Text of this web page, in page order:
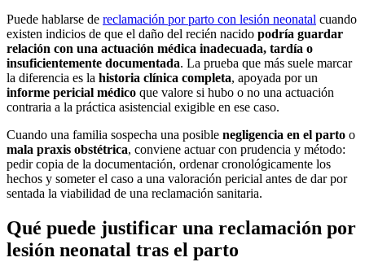
Puede hablarse de reclamación por parto con lesión neonatal cuando
existen indicios de que el daño del recién nacido podría guardar
relación con una actuación médica inadecuada, tardía o
insuficientemente documentada. La prueba que más suele marcar
la diferencia es la historia clínica completa, apoyada por un
informe pericial médico que valore si hubo o no una actuación
contraria a la práctica asistencial exigible en ese caso.
Cuando una familia sospecha una posible negligencia en el parto o
mala praxis obstétrica, conviene actuar con prudencia y método:
pedir copia de la documentación, ordenar cronológicamente los
hechos y someter el caso a una valoración pericial antes de dar por
sentada la viabilidad de una reclamación sanitaria.
Qué puede justificar una reclamación por
lesión neonatal tras el parto